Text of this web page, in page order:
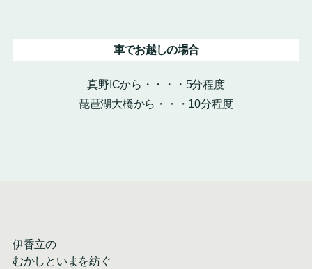
車でお越しの場合
真野ICから・・・・5分程度
琵琶湖大橋から・・・10分程度
伊香立の
むかしといまを紡ぐ